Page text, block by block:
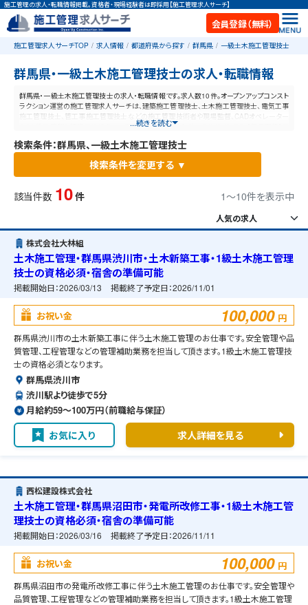
施工管理の求人・転職情報掲載。資格者・現場経験者は即採用【施工管理求人サーチ】
会員登録（無料）
施工管理求人サーチTOP 求人情報 都道府県から探す 群馬県 一級土木施工管理技士
群馬県・一級土木施工管理技士の求人・転職情報
群馬県・一級土木施工管理技士の求人・転職情報です。求人数10件。オープンアップコンスト
ラクション運営の施工管理求人サーチは、建築施工管理技士、土木施工管理技士、電気工事
施工管理技士、管工事施工管理技士などの施工管理技術者や現場監督、CADオペレーター
など、施工管理と建設業に特化した業界最大規模の求人ポータルサイトです。【毎日更新】業
...続きを読む
検索条件：群馬県、一級土木施工管理技士
検索条件を変更する ▼
該当件数 10 件 1〜10件を表示中
株式会社大林組
土木施工管理・群馬県渋川市・土木新築工事・1級土木施工管理
技士の資格必須・宿舎の準備可能
掲載開始日：2026/03/13 掲載終了予定日：2026/11/01
お祝い金 100,000 円
群馬県渋川市の土木新築工事に伴う土木施工管理のお仕事です。安全管理や品
質管理、工程管理などの管理補助業務を担当して頂きます。1級土木施工管理技
士の資格必須となります。
群馬県渋川市
渋川駅より徒歩で5分
月給約59〜100万円（前職給与保証）
お気に入り 求人詳細を見る
西松建設株式会社
土木施工管理・群馬県沼田市・発電所改修工事・1級土木施工管
理技士の資格必須・宿舎の準備可能
掲載開始日：2026/03/16 掲載終了予定日：2026/11/11
お祝い金 100,000 円
群馬県沼田市の発電所改修工事に伴う土木施工管理のお仕事です。安全管理や
品質管理、工程管理などの管理補助業務を担当して頂きます。1級土木施工管理